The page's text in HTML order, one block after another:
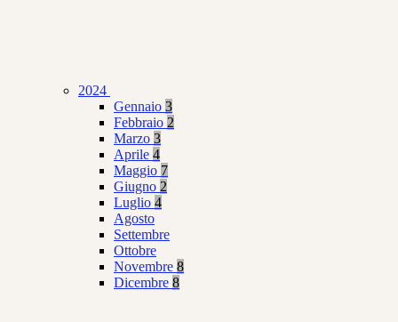
2024
Gennaio 3
Febbraio 2
Marzo 3
Aprile 4
Maggio 7
Giugno 2
Luglio 4
Agosto
Settembre
Ottobre
Novembre 8
Dicembre 8